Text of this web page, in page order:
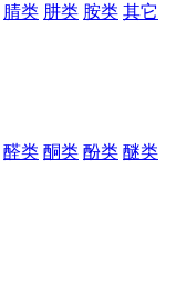
腈类 肼类 胺类 其它
醛类 酮类 酚类 醚类